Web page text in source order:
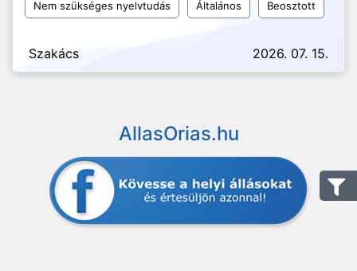
Nem szükséges nyelvtudás Általános Beosztott
Szakács 2026. 07. 15.
AllasOrias.hu